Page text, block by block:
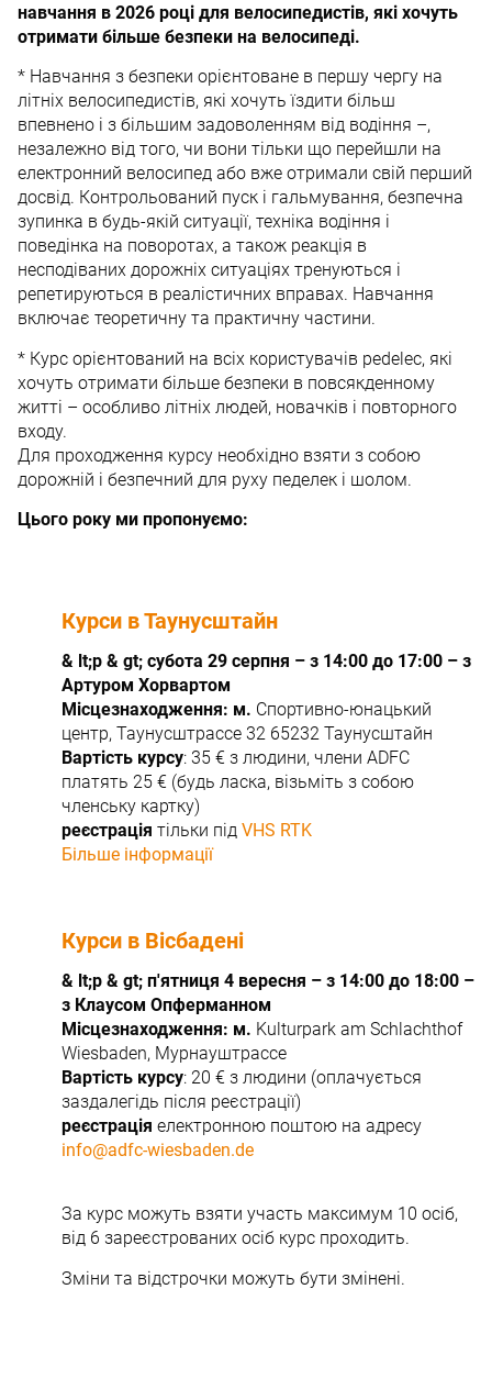
навчання в 2026 році для велосипедистів, які хочуть
отримати більше безпеки на велосипеді.
* Навчання з безпеки орієнтоване в першу чергу на
літніх велосипедистів, які хочуть їздити більш
впевнено і з більшим задоволенням від водіння –,
незалежно від того, чи вони тільки що перейшли на
електронний велосипед або вже отримали свій перший
досвід. Контрольований пуск і гальмування, безпечна
зупинка в будь-якій ситуації, техніка водіння і
поведінка на поворотах, а також реакція в
несподіваних дорожніх ситуаціях тренуються і
репетируються в реалістичних вправах. Навчання
включає теоретичну та практичну частини.
* Курс орієнтований на всіх користувачів pedelec, які
хочуть отримати більше безпеки в повсякденному
житті – особливо літніх людей, новачків і повторного
входу.
Для проходження курсу необхідно взяти з собою
дорожній і безпечний для руху педелек і шолом.
Цього року ми пропонуємо:
Курси в Таунусштайн
& lt;p & gt; субота 29 серпня – з 14:00 до 17:00 – з
Артуром Хорвартом
Місцезнаходження: м. Спортивно-юнацький
центр, Таунусштрассе 32 65232 Таунусштайн
Вартість курсу: 35 € з людини, члени ADFC
платять 25 € (будь ласка, візьміть з собою
членську картку)
реєстрація тільки під VHS RTK
Більше інформації
Курси в Вісбадені
& lt;p & gt; п'ятниця 4 вересня – з 14:00 до 18:00 –
з Клаусом Опферманном
Місцезнаходження: м. Kulturpark am Schlachthof
Wiesbaden, Мурнауштрассе
Вартість курсу: 20 € з людини (оплачується
заздалегідь після реєстрації)
реєстрація електронною поштою на адресу
info@adfc-wiesbaden.de
За курс можуть взяти участь максимум 10 осіб,
від 6 зареєстрованих осіб курс проходить.
Зміни та відстрочки можуть бути змінені.